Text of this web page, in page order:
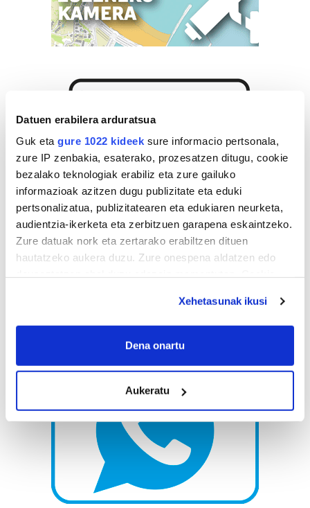
Datuen erabilera arduratsua
Guk eta gure 1022 kideek sure informacio pertsonala,
zure IP zenbakia, esaterako, prozesatzen ditugu, cookie
bezalako teknologiak erabiliz eta zure gailuko
informazioak azitzen dugu publizitate eta eduki
pertsonalizatua, publizitatearen eta edukiaren neurketa,
audientzia-ikerketa eta zerbitzuen garapena eskaintzeko.
Zure datuak nork eta zertarako erabiltzen dituen
hautatzeko aukera duzu. Zure onespena aldatzen edo
If you allow, we would also like to:
Collect information about your geographical
Identify your device by actively scanning it for
specific characteristics (fingerprinting)
Find out more about how your personal data is processed
and set your preferences in thedetails section
Guk eta gure bazkideek zure datu pertsonalak
prozesatzen ditugu, zure IP zenbakia, besteak beste,
Xehetasunak ikusi
Dena onartu
Aukeratu